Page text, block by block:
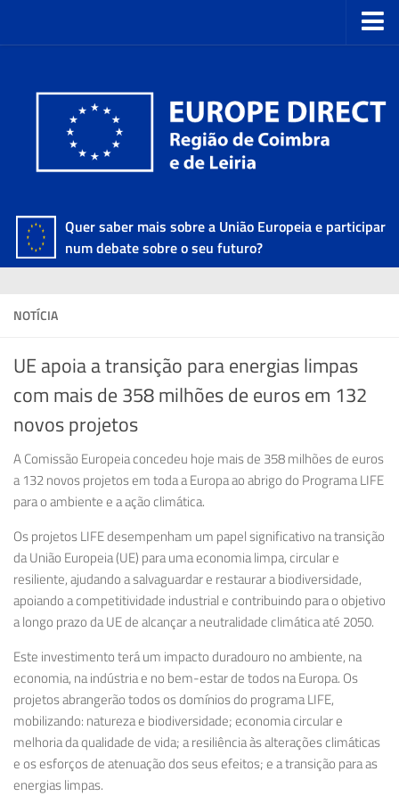
Quer saber mais sobre a União Europeia e participar
num debate sobre o seu futuro?
NOTÍCIA
UE apoia a transição para energias limpas
com mais de 358 milhões de euros em 132
novos projetos
A Comissão Europeia concedeu hoje mais de 358 milhões de euros
a 132 novos projetos em toda a Europa ao abrigo do Programa LIFE
para o ambiente e a ação climática.
Os projetos LIFE desempenham um papel significativo na transição
da União Europeia (UE) para uma economia limpa, circular e
resiliente, ajudando a salvaguardar e restaurar a biodiversidade,
apoiando a competitividade industrial e contribuindo para o objetivo
a longo prazo da UE de alcançar a neutralidade climática até 2050.
Este investimento terá um impacto duradouro no ambiente, na
economia, na indústria e no bem-estar de todos na Europa. Os
projetos abrangerão todos os domínios do programa LIFE,
mobilizando: natureza e biodiversidade; economia circular e
melhoria da qualidade de vida; a resiliência às alterações climáticas
e os esforços de atenuação dos seus efeitos; e a transição para as
energias limpas.